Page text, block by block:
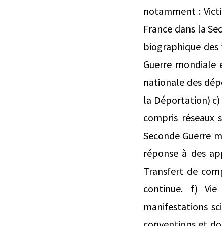
notamment :
France dans la
biographique
Guerre mondiale
nationale des
la Déportation)
compris réseaux
Seconde Guerre
réponse à des
Transfert de
continue. f)
manifestations